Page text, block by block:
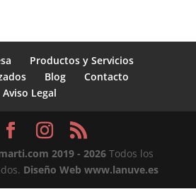
Productos y Servicios
Blog
Contacto
Aviso Legal
2019 - 2026 Todos los
Diseño Web www.lanuve.es